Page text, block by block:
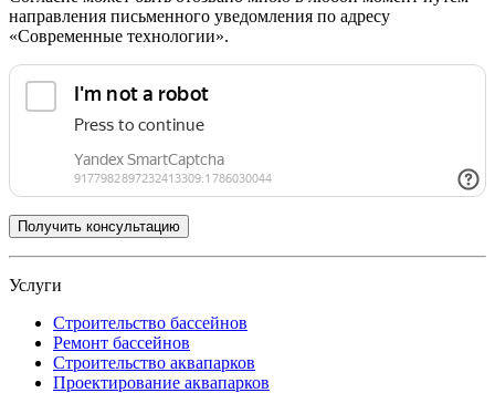
направления письменного уведомления по адресу
«Современные технологии».
Услуги
Строительство бассейнов
Ремонт бассейнов
Строительство аквапарков
Проектирование аквапарков